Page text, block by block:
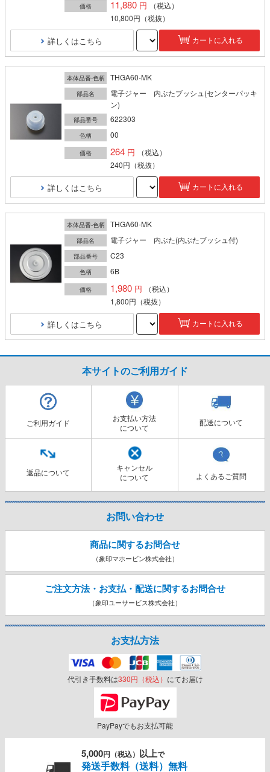
価格 11,880
（税込）
10,800円 （税抜）
詳しくはこちら カートに入れる
本体品番-色柄 THGA60-MK
部品名
電子ジャー 内ぶたブッシュ(センターパッキ
ン)
部品番号 622303
色柄 00
価格 264
（税込）
240円 （税抜）
詳しくはこちら カートに入れる
本体品番-色柄 THGA60-MK
部品名 電子ジャー 内ぶた(内ぶたブッシュ付)
部品番号 C23
色柄 6B
価格 1,980
（税込）
1,800円 （税抜）
詳しくはこちら カートに入れる
本サイトのご利用ガイド
ご利用ガイド
お支払い方法
について
配送について
返品について
キャンセル
について
よくあるご質問
お問い合わせ
商品に関するお問合せ
（象印マホービン株式会社）
ご注文方法・お支払・配送に関するお問合せ
（象印ユーサービス株式会社）
お支払方法
代引き手数料は330円（税込） にてお届け
PayPayでもお支払可能
5,000円（税込） 以上で
発送手数料（送料）無料